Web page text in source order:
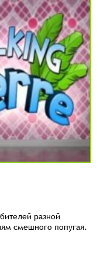
разной
смешного попугая.